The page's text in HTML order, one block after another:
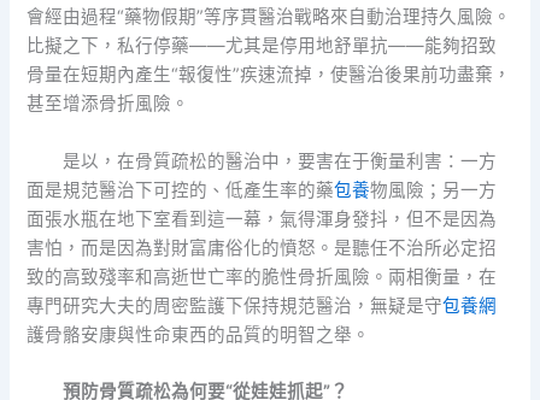
會經由過程“藥物假期”等序貫醫治戰略來自動治理持久風險。
比擬之下，私行停藥——尤其是停用地舒單抗——能夠招致
骨量在短期內產生“報復性”疾速流掉，使醫治後果前功盡棄，
甚至增添骨折風險。
是以，在骨質疏松的醫治中，要害在于衡量利害：一方
面是規范醫治下可控的、低產生率的藥包養物風險；另一方
面張水瓶在地下室看到這一幕，氣得渾身發抖，但不是因為
害怕，而是因為對財富庸俗化的憤怒。是聽任不治所必定招
致的高致殘率和高逝世亡率的脆性骨折風險。兩相衡量，在
專門研究大夫的周密監護下保持規范醫治，無疑是守包養網
護骨骼安康與性命東西的品質的明智之舉。
預防骨質疏松為何要“從娃娃抓起”？